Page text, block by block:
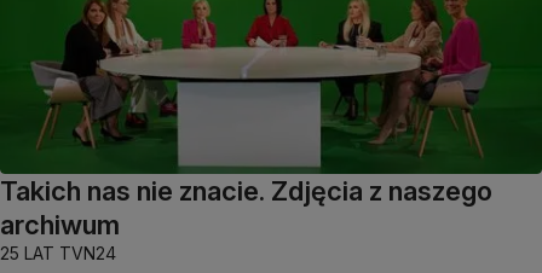
Takich nas nie znacie. Zdjęcia z naszego
archiwum
25 LAT TVN24